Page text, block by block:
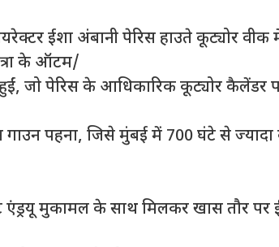
ईशा अंबानी पेरिस हाउते कूट्योर
के ऑटम/
जो पेरिस के आधिकारिक कूट्योर कैलेंडर पर
पहना, जिसे मुंबई में 700 घंटे से ज्यादा
एंड्रयू मुकामल के साथ मिलकर खास तौर पर